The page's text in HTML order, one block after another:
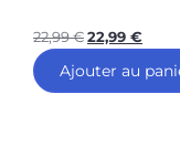
22,99€22,99 €
Ajouter au